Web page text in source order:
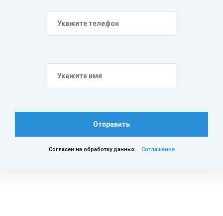
Отправить
Согласен на обработку данных. Соглашение